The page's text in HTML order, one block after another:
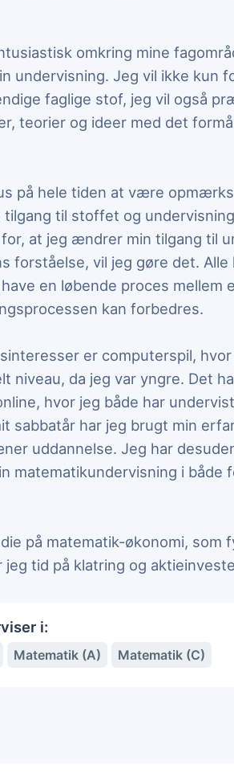
omkring mine
undervisning. Jeg vil ikke kun
faglige stof, jeg vil også
teorier og ideer med det
på hele tiden at være
tilgang til stoffet og
at jeg ændrer min tilgang til
forståelse, vil jeg gøre det.
en løbende proces mellem
kan forbedres.
er computerspil,
niveau, da jeg var yngre. Det
hvor jeg både har
sabbatår har jeg brugt min
uddannelse. Jeg har
matematikundervisning i både
på matematik-økonomi, som
jeg tid på klatring og
i:
Matematik (A) Matematik (C)